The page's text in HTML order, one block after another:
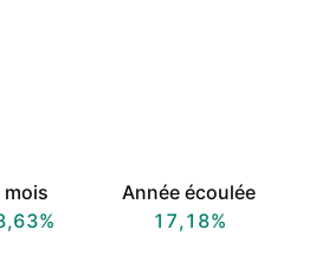
mois
Année écoulée
17,18%